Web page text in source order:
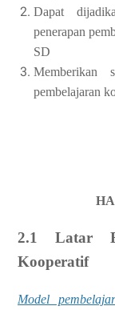
Dapat
penerapan
SD
Memberikan
pembelajaran
2.1 Latar
Kooperatif
Model